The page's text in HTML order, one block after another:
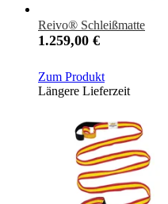
Reivo® Schleißmatte
1.259,00 €
Zum Produkt
Längere Lieferzeit